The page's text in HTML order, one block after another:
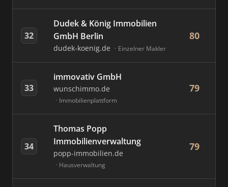
32
Dudek & König Immobilien
GmbH Berlin
dudek-koenig.de Einzelner Makler
80
33
immovativ GmbH
wunschimmo.de
Immobilienplattform
79
34
Thomas Popp
Immobilienverwaltung
popp-immobilien.de
Hausverwaltung
79